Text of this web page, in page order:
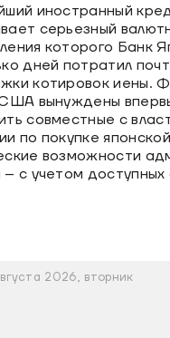
иностранный
серьезный
которого Банк
дней потратил
котировок иены.
вынуждены
совместные с
по покупке
возможности
с учетом доступных
2026, вторник